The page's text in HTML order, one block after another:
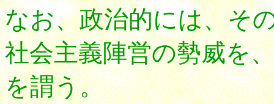
なお、政治的には、そ
社会主義陣営の勢威を
を謂う。